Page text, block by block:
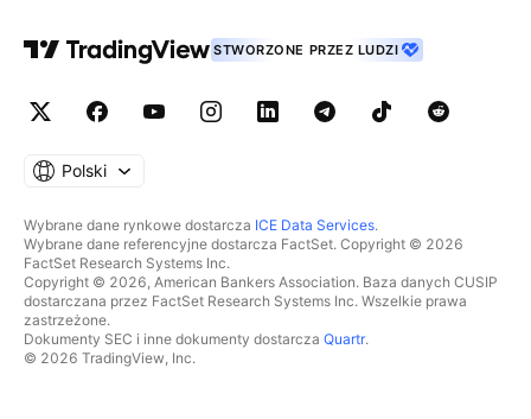
STWORZONE PRZEZ LUDZI
Polski
Wybrane dane rynkowe dostarcza ICE Data Services.
Wybrane dane referencyjne dostarcza FactSet. Copyright © 2026
FactSet Research Systems Inc.
Copyright © 2026, American Bankers Association. Baza danych CUSIP
dostarczana przez FactSet Research Systems Inc. Wszelkie prawa
zastrzeżone.
Dokumenty SEC i inne dokumenty dostarcza Quartr.
© 2026 TradingView, Inc.